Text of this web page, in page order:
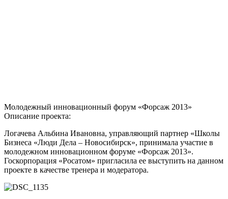
Молодежный инновационный форум «Форсаж 2013»
Описание проекта:
Логачева Альбина Ивановна, управляющий партнер «Школы
Бизнеса «Люди Дела – Новосибирск», принимала участие в
молодежном инновационном форуме «Форсаж 2013».
Госкорпорация «Росатом» пригласила ее выступить на данном
проекте в качестве тренера и модератора.